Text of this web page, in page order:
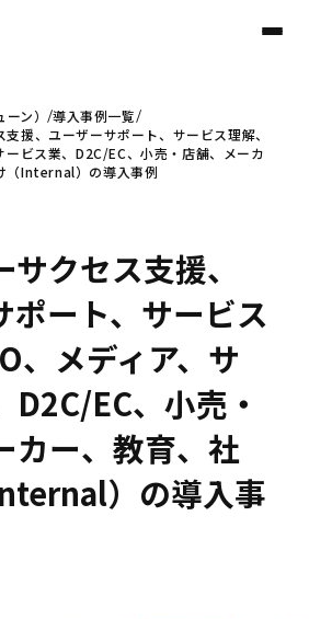
いて
ン）
導入事例一覧
援、ユーザーサポート、サービス理解、
ービス業、D2C/EC、小売・店舗、メーカ
（Internal）の導入事例
クセス支援、
ポート、サービス
、メディア、サ
D2C/EC、小売・
カー、教育、社
）の導入事